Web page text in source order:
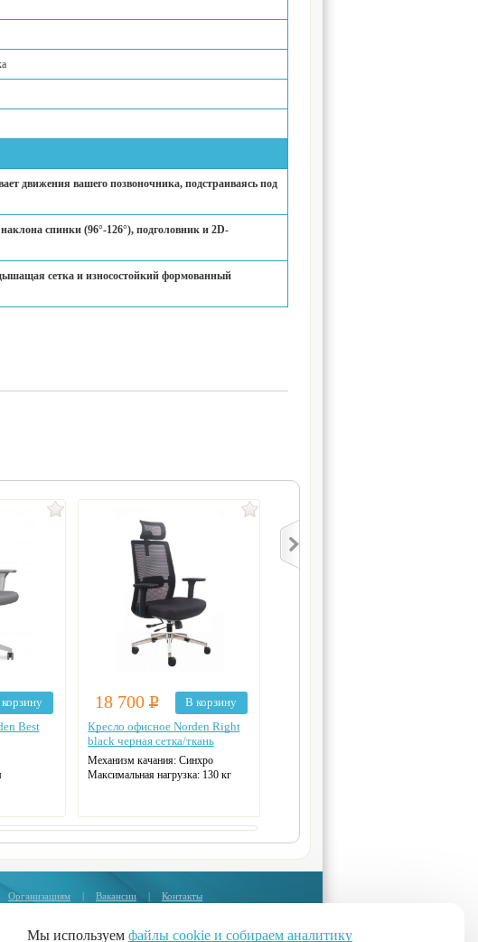
движения вашего позвоночника, подстраиваясь под
спинки (96°-126°), подголовник и 2D-
дышащая сетка и износостойкий формованный
Best
18 700 Р
В корзину
Кресло офисное Norden Right
black черная сетка/ткань
Механизм качания:Синхро
Максимальная нагрузка:130 кг
Организациям | Вакансии | Контакты
Мы используем файлы cookie и собираем аналитику